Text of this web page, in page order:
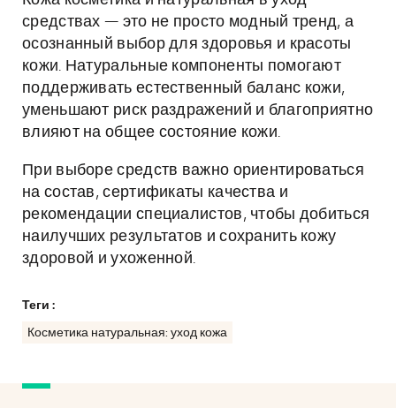
средствах — это не просто модный тренд, а
осознанный выбор для здоровья и красоты
кожи. Натуральные компоненты помогают
поддерживать естественный баланс кожи,
уменьшают риск раздражений и благоприятно
влияют на общее состояние кожи.
При выборе средств важно ориентироваться
на состав, сертификаты качества и
рекомендации специалистов, чтобы добиться
наилучших результатов и сохранить кожу
здоровой и ухоженной.
Теги :
Косметика натуральная: уход кожа